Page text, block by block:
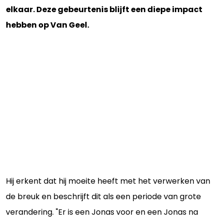
elkaar. Deze gebeurtenis blijft een diepe impact
hebben op Van Geel.
Hij erkent dat hij moeite heeft met het verwerken van
de breuk en beschrijft dit als een periode van grote
verandering. "Er is een Jonas voor en een Jonas na